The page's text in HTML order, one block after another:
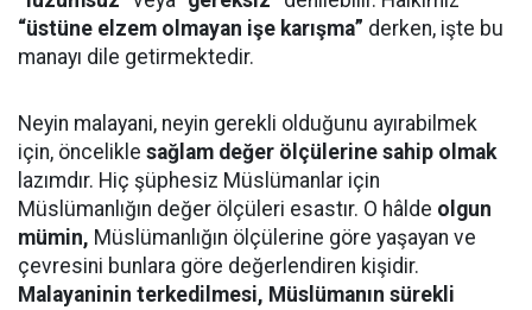
“üstüne elzem olmayan işe karışma” derken, işte bu
manayı dile getirmektedir.
Neyin malayani, neyin gerekli olduğunu ayırabilmek
için, öncelikle sağlam değer ölçülerine sahip olmak
lazımdır. Hiç şüphesiz Müslümanlar için
Müslümanlığın değer ölçüleri esastır. O hâlde olgun
mümin, Müslümanlığın ölçülerine göre yaşayan ve
çevresini bunlara göre değerlendiren kişidir.
Malayaninin terkedilmesi, Müslümanın sürekli